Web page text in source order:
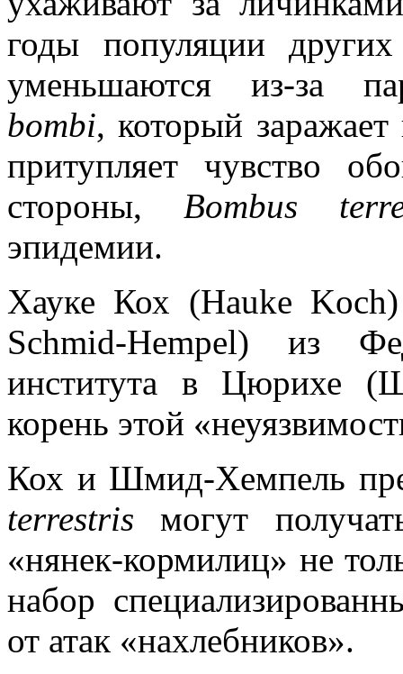
годы популяции
уменьшаются из-за
bombi, который
притупляет чувство
стороны, Bombus
эпидемии.
Хауке Кох (Hauke
Schmid-Hempel) из
института в Цюрихе
корень этой
Кох и Шмид-Хемпель
terrestris могут
«нянек-кормилиц» не
набор
от атак «нахлебников».